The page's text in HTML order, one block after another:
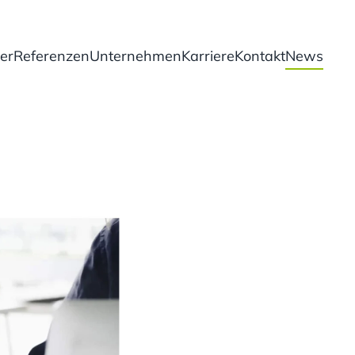
ReferenzenUnternehmenKarriereKontaktNews